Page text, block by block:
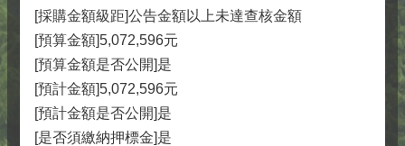
[採購金額級距]公告金額以上未達查核金額
[預算金額]5,072,596元
[預算金額是否公開]是
[預計金額]5,072,596元
[預計金額是否公開]是
[是否須繳納押標金]是